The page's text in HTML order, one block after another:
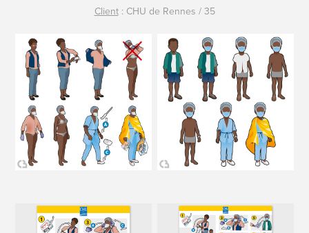
Client: CHU de Rennes / 35